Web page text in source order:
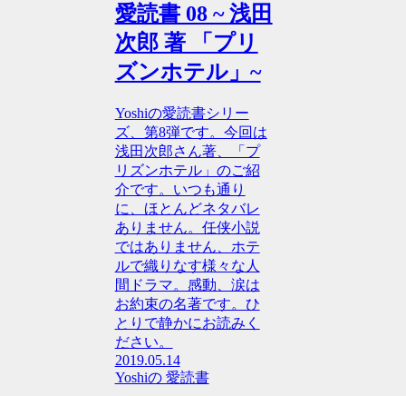
愛読書 08 ~ 浅田
次郎 著 「プリ
ズンホテル」~
Yoshiの愛読書シリー
ズ、第8弾です。今回は
浅田次郎さん著、「プ
リズンホテル」のご紹
介です。いつも通り
に、ほとんどネタバレ
ありません。任侠小説
ではありません、ホテ
ルで織りなす様々な人
間ドラマ。感動、涙は
お約束の名著です。ひ
とりで静かにお読みく
ださい。
2019.05.14
Yoshiの 愛読書